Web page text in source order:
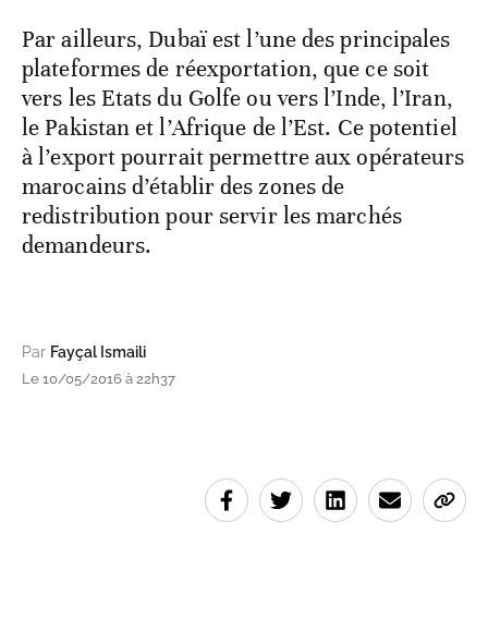
Par ailleurs, Dubaï est l’une des principales
plateformes de réexportation, que ce soit
vers les Etats du Golfe ou vers l’Inde, l’Iran,
le Pakistan et l’Afrique de l’Est. Ce potentiel
à l’export pourrait permettre aux opérateurs
marocains d’établir des zones de
redistribution pour servir les marchés
demandeurs.
Par Fayçal Ismaili
Le 10/05/2016 à 22h37